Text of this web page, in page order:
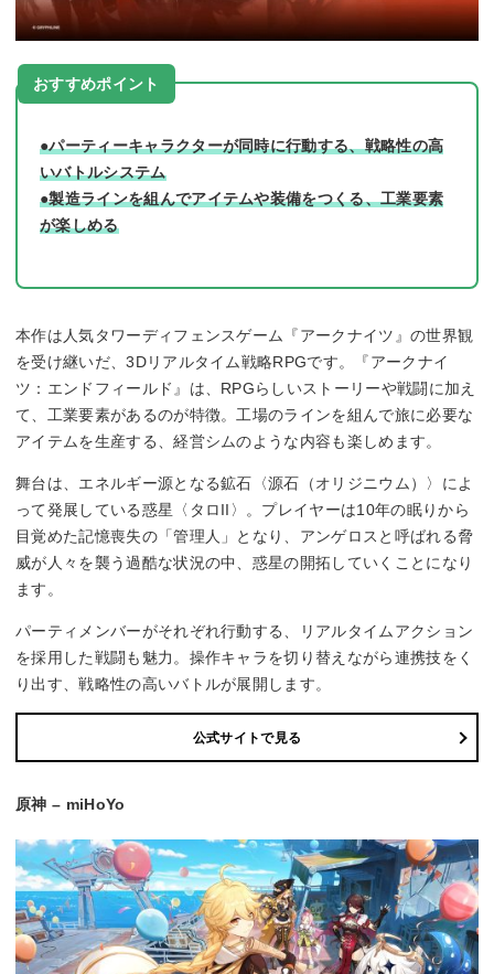
おすすめポイント
●パーティーキャラクターが同時に行動する、戦略性の高
いバトルシステム
●製造ラインを組んでアイテムや装備をつくる、工業要素
が楽しめる
本作は人気タワーディフェンスゲーム『アークナイツ』の世界観
を受け継いだ、3Dリアルタイム戦略RPGです。『アークナイ
ツ：エンドフィールド』は、RPGらしいストーリーや戦闘に加え
て、工業要素があるのが特徴。工場のラインを組んで旅に必要な
アイテムを生産する、経営シムのような内容も楽しめます。
舞台は、エネルギー源となる鉱石〈源石（オリジニウム）〉によ
って発展している惑星〈タロII〉。プレイヤーは10年の眠りから
目覚めた記憶喪失の「管理人」となり、アンゲロスと呼ばれる脅
威が人々を襲う過酷な状況の中、惑星の開拓していくことになり
ます。
パーティメンバーがそれぞれ行動する、リアルタイムアクション
を採用した戦闘も魅力。操作キャラを切り替えながら連携技をく
り出す、戦略性の高いバトルが展開します。
公式サイトで見る
原神 – miHoYo